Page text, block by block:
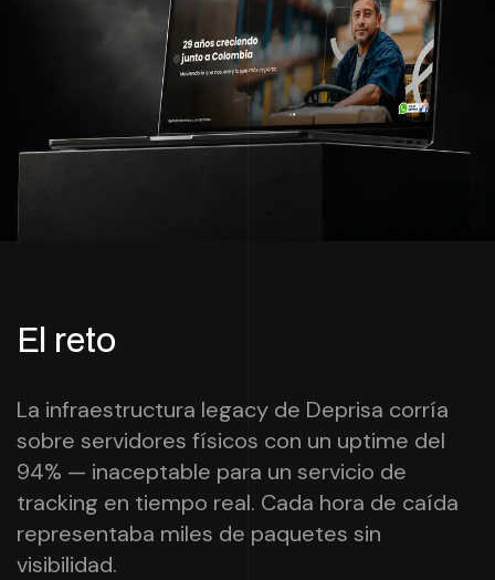
El reto
La infraestructura legacy de Deprisa corría
sobre servidores físicos con un uptime del
94% — inaceptable para un servicio de
tracking en tiempo real. Cada hora de caída
representaba miles de paquetes sin
visibilidad.